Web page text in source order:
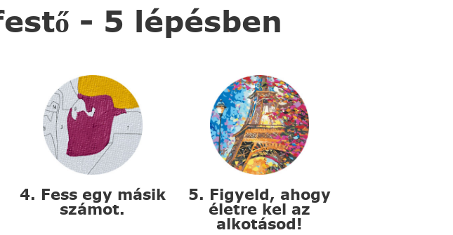
- 5 lépésben
4. Fess egy másik
számot.
5. Figyeld, ahogy
életre kel az
alkotásod!